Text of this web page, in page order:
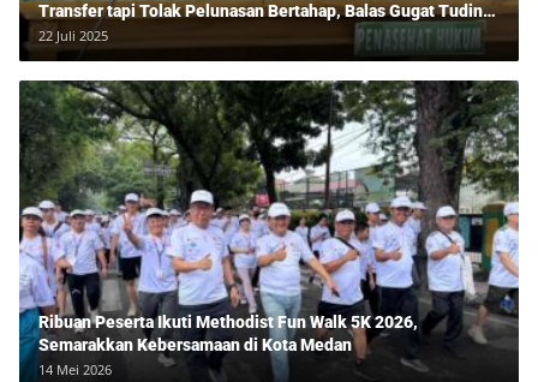
Transfer tapi Tolak Pelunasan Bertahap, Balas Gugat Tuding
Lawan Tipu Rp850 Juta
22 Juli 2025
Ribuan Peserta Ikuti Methodist Fun Walk 5K 2026,
Semarakkan Kebersamaan di Kota Medan
14 Mei 2026